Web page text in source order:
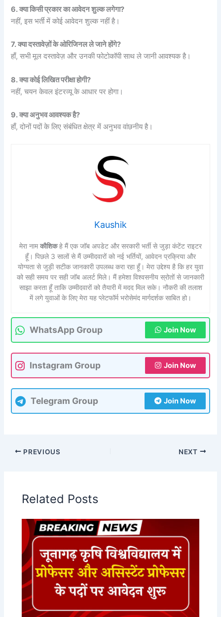
6. क्या किसी प्रकार का आवेदन शुल्क लगेगा?
नहीं, इस भर्ती में कोई आवेदन शुल्क नहीं है।
7. क्या दस्तावेज़ों के ओरिजिनल ले जाने होंगे?
हाँ, सभी मूल दस्तावेज़ और उनकी फोटोकॉपी साथ ले जानी आवश्यक है।
8. क्या कोई लिखित परीक्षा होगी?
नहीं, चयन केवल इंटरव्यू के आधार पर होगा।
9. क्या अनुभव आवश्यक है?
हाँ, दोनों पदों के लिए संबंधित क्षेत्र में अनुभव वांछनीय है।
Kaushik
मेरा नामकौशिकहे मैं एक जॉब अपडेट और सरकारी भर्ती से जुड़ा कंटेंट राइटर
हूँ। पिछले 3 सालों से मैं उम्मीदवारों को नई भर्तियों, आवेदन प्रक्रिया और
योग्यता से जुड़ी सटीक जानकारी उपलब्ध करा रहा हूँ। मेरा उद्देश्य है कि हर युवा
को सही समय पर सही जॉब अलर्ट मिले। मैं हमेशा विश्वसनीय स्रोतों से जानकारी
साझा करता हूँ ताकि उम्मीदवारों को तैयारी में मदद मिल सके। नौकरी की तलाश
में लगे युवाओं के लिए मेरा यह प्लेटफॉर्म भरोसेमंद मार्गदर्शक साबित हो।
WhatsApp Group Join Now
Instagram Group Join Now
Telegram Group Join Now
PREVIOUS NEXT
Related Posts